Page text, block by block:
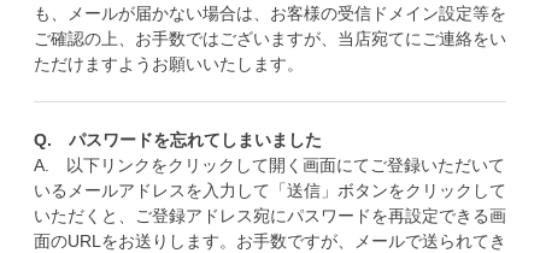
も、メールが届かない場合は、お客様の受信ドメイン設定等を
ご確認の上、お手数ではございますが、当店宛てにご連絡をい
ただけますようお願いいたします。
Q. パスワードを忘れてしまいました
A. 以下リンクをクリックして開く画面にてご登録いただいて
いるメールアドレスを入力して「送信」ボタンをクリックして
いただくと、ご登録アドレス宛にパスワードを再設定できる画
面のURLをお送りします。お手数ですが、メールで送られてき